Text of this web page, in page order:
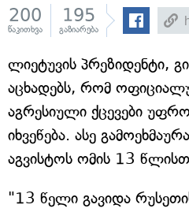
200
წაკითხვა
195
გაზიარება
ლიეტუვის პრეზიდენტი,
აცხადებს, რომ
აგრესიული ქცევები
იხვეწება. ასე
აგვისტოს ომის 13
"13 წელი გავიდა